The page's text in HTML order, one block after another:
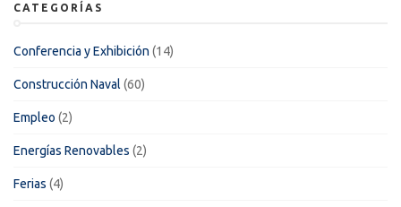
CATEGORÍAS
Conferencia y Exhibición (14)
Construcción Naval (60)
Empleo (2)
Energías Renovables (2)
Ferias (4)